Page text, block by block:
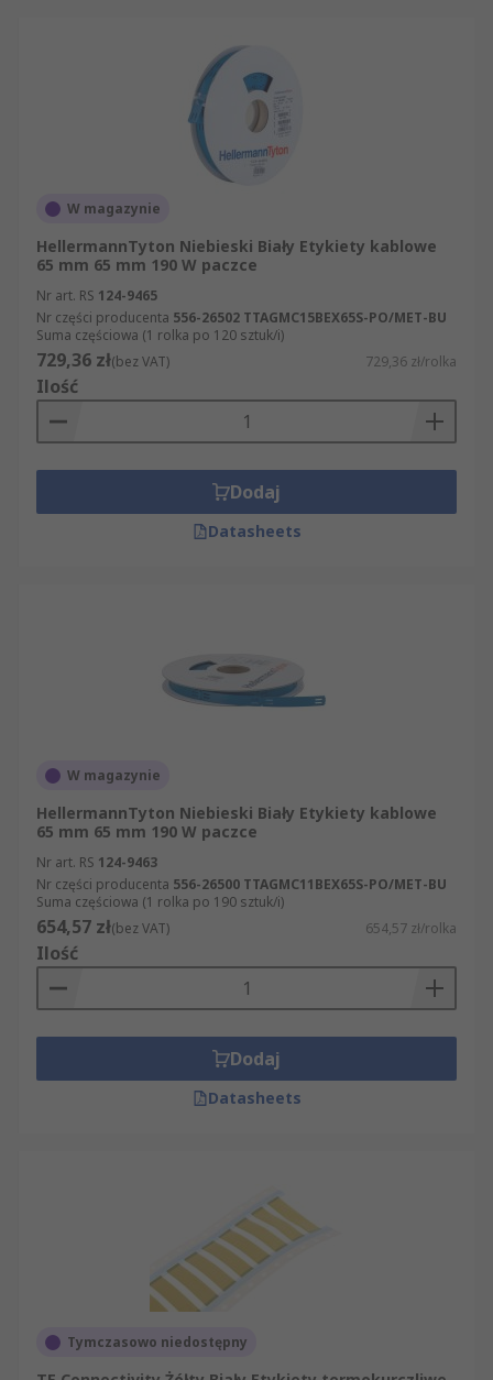
W magazynie
HellermannTyton Niebieski Biały Etykiety kablowe
65 mm 65 mm 190 W paczce
Nr art. RS 124-9465
Nr części producenta 556-26502 TTAGMC15BEX65S-PO/MET-BU
Suma częściowa (1 rolka po 120 sztuk/i)
729,36 zł(bez VAT) 729,36 zł/rolka
Ilość
Dodaj
Datasheets
W magazynie
HellermannTyton Niebieski Biały Etykiety kablowe
65 mm 65 mm 190 W paczce
Nr art. RS 124-9463
Nr części producenta 556-26500 TTAGMC11BEX65S-PO/MET-BU
Suma częściowa (1 rolka po 190 sztuk/i)
654,57 zł(bez VAT) 654,57 zł/rolka
Ilość
Dodaj
Datasheets
Tymczasowo niedostępny